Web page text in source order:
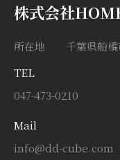
株式会社
所在地 千葉県船橋
TEL
047-473-0210
Mail
info@dd-cube.com